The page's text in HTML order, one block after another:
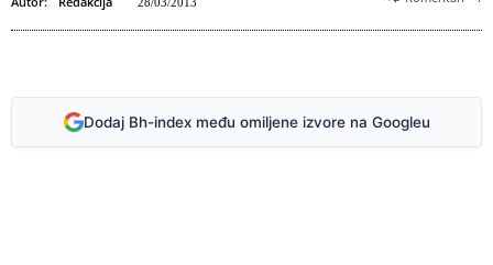
Dodaj Bh-index među omiljene izvore na Googleu